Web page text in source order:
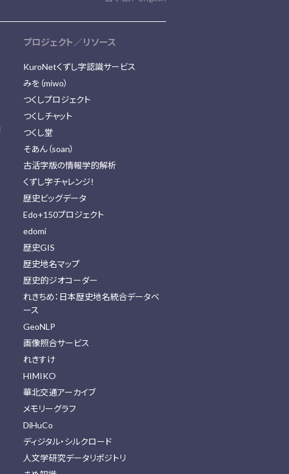
プロジェクト／リソース
KuroNetくずし字認識サービス
みを（miwo）
つくしプロジェクト
つくしチャット
つくし堂
そあん（soan）
古活字版の情報学的解析
くずし字チャレンジ！
歴史ビッグデータ
Edo+150プロジェクト
edomi
歴史GIS
歴史地名マップ
歴史的ジオコーダー
れきちめ：日本歴史地名統合データベ
ース
GeoNLP
画像照合サービス
れきすけ
HIMIKO
華北交通アーカイブ
メモリーグラフ
DiHuCo
ディジタル・シルクロード
人文学研究データリポジトリ